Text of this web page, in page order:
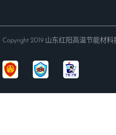
Copyright 2019 山东红阳高温节能材料